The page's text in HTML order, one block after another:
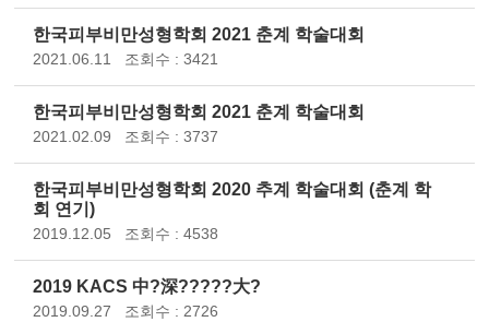
한국피부비만성형학회 2021 춘계 학술대회
2021.06.11 조회수 : 3421
한국피부비만성형학회 2021 춘계 학술대회
2021.02.09 조회수 : 3737
한국피부비만성형학회 2020 추계 학술대회 (춘계 학
회 연기)
2019.12.05 조회수 : 4538
2019 KACS 中?深?????大?
2019.09.27 조회수 : 2726